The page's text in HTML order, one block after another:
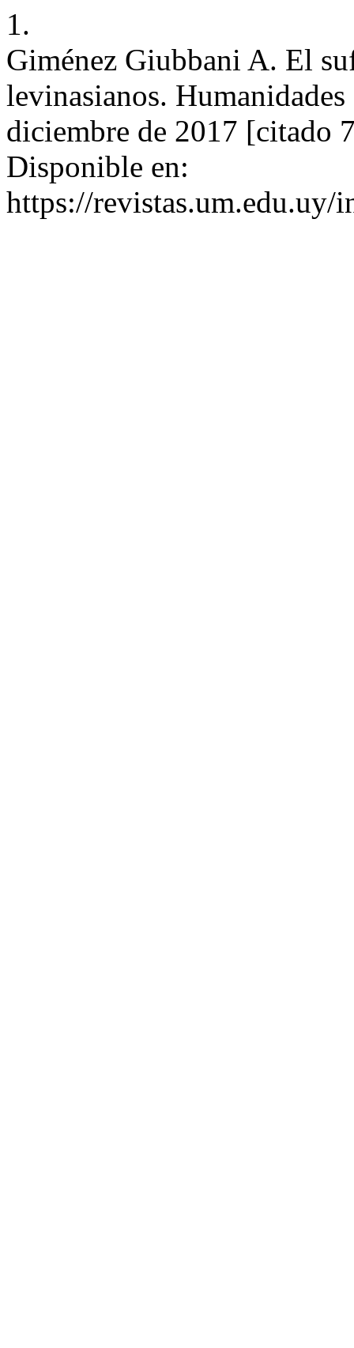
1.
Giménez Giubbani A. El
levinasianos.
diciembre de 2017 [citado
Disponible en:
https://revistas.um.edu.uy/